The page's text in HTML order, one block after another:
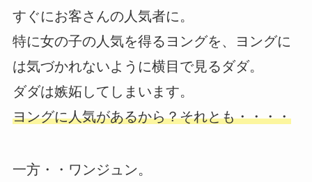
すぐにお客さんの人気者に。
特に女の子の人気を得るヨングを、ヨングに
は気づかれないように横目で見るダダ。
ダダは嫉妬してしまいます。
ヨングに人気があるから？それとも・・・・
一方・・ワンジュン。